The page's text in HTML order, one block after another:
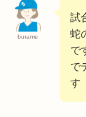
burame
試
蛇
で
で
す